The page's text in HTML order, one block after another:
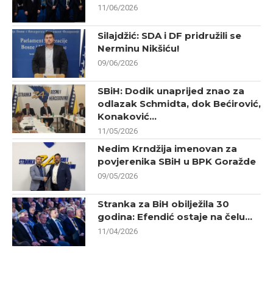
11/06/2026
Silajdžić: SDA i DF pridružili se
Nerminu Nikšiću!
09/06/2026
SBiH: Dodik unaprijed znao za
odlazak Schmidta, dok Bećirović,
Konaković...
11/05/2026
Nedim Krndžija imenovan za
povjerenika SBiH u BPK Goražde
09/05/2026
Stranka za BiH obilježila 30
godina: Efendić ostaje na čelu...
11/04/2026